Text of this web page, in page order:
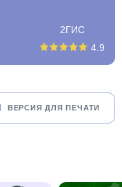
2ГИС
4.9
ВЕРСИЯ ДЛЯ ПЕЧАТИ